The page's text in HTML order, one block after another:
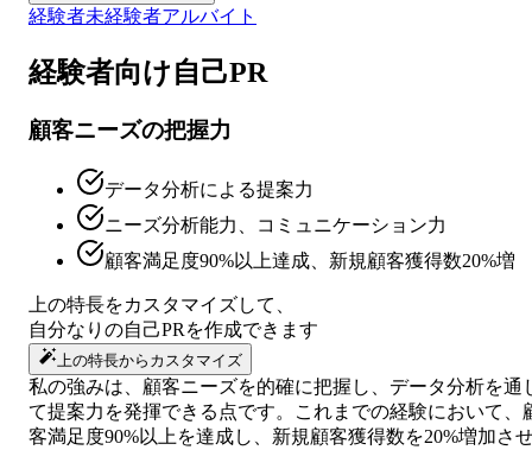
経験者未経験者アルバイト
経験者向け自己PR
顧客ニーズの把握力
データ分析による提案力
ニーズ分析能力、コミュニケーション力
顧客満足度90%以上達成、新規顧客獲得数20%増
上の特長をカスタマイズして、
自分なりの自己PR を作成できます
上の特長からカスタマイズ
私の強みは、顧客ニーズを的確に把握し、データ分析を通
て提案力を発揮できる点です。これまでの経験において、
客満足度90%以上を達成し、新規顧客獲得数を20%増加さ